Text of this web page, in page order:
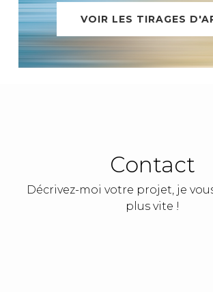
VOIR LES TIRAGES
Contact
Décrivez-moi votre projet, je
plus vite !